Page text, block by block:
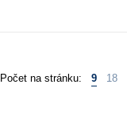
Počet na stránku: 9 18